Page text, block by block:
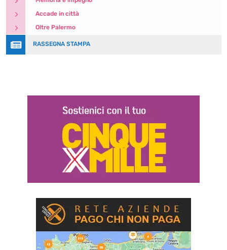
5 Accade in città
5 Oltre Palermo
 RASSEGNA STAMPA